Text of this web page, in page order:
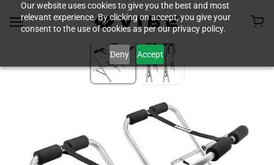
Our website uses cookies to give you the best and most
relevant experience. By clicking on accept, you give your
consent to the use of cookies as per our privacy policy.
Deny Accept